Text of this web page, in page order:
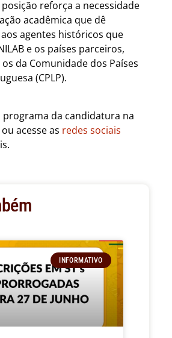
reforça a necessidade
acadêmica que dê
agentes históricos que
e os países parceiros,
da Comunidade dos Países
(CPLP).
programa da candidatura na
ou acesse as redes sociais
INFORMATIVO